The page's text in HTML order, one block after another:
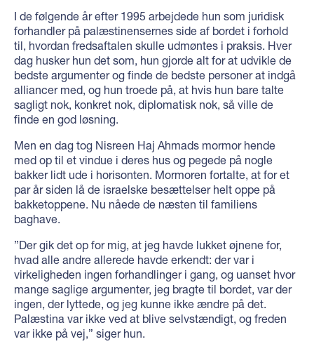
I de følgende år efter 1995 arbejdede hun som juridisk
forhandler på palæstinensernes side af bordet i forhold
til, hvordan fredsaftalen skulle udmøntes i praksis. Hver
dag husker hun det som, hun gjorde alt for at udvikle de
bedste argumenter og finde de bedste personer at indgå
alliancer med, og hun troede på, at hvis hun bare talte
sagligt nok, konkret nok, diplomatisk nok, så ville de
finde en god løsning.
Men en dag tog Nisreen Haj Ahmads mormor hende
med op til et vindue i deres hus og pegede på nogle
bakker lidt ude i horisonten. Mormoren fortalte, at for et
par år siden lå de israelske besættelser helt oppe på
bakketoppene. Nu nåede de næsten til familiens
baghave.
”Der gik det op for mig, at jeg havde lukket øjnene for,
hvad alle andre allerede havde erkendt: der var i
virkeligheden ingen forhandlinger i gang, og uanset hvor
mange saglige argumenter, jeg bragte til bordet, var der
ingen, der lyttede, og jeg kunne ikke ændre på det.
Palæstina var ikke ved at blive selvstændigt, og freden
var ikke på vej,” siger hun.